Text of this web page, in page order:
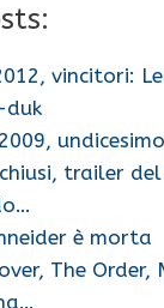
vincitori:
duk
trailer
è morta
The